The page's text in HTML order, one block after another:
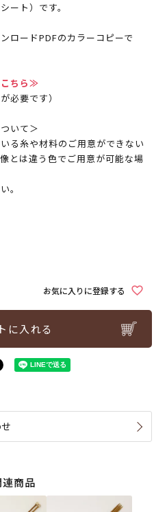
ート）です。
ロードPDFのカラーコピーで
こちら≫
必要です）
いて＞
る糸や材料のご用意ができない
とは違う色でご用意が可能な場
。
お気に入りに登録する
に入れる
連商品